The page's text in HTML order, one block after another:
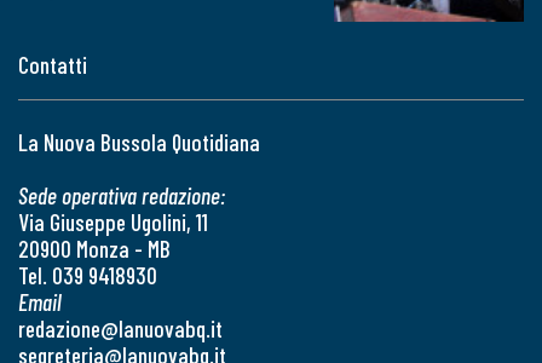
Contatti
La Nuova Bussola Quotidiana
Sede operativa redazione:
Via Giuseppe Ugolini, 11
20900 Monza - MB
Tel. 039 9418930
Email
redazione@lanuovabq.it
segreteria@lanuovabq.it